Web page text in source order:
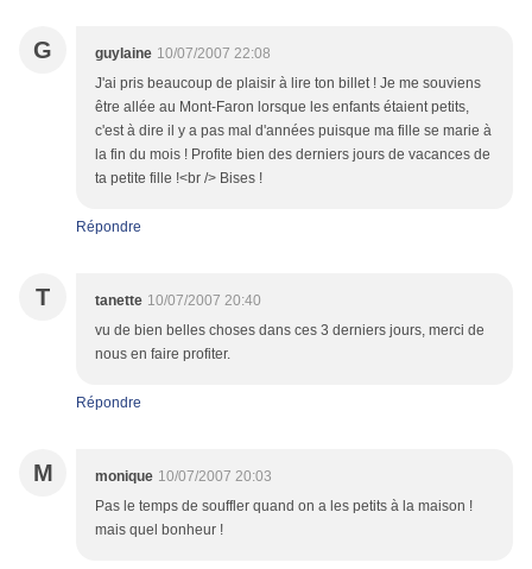
G guylaine 10/07/2007 22:08
J'ai pris beaucoup de plaisir à lire ton billet ! Je me souviens
être allée au Mont-Faron lorsque les enfants étaient petits,
c'est à dire il y a pas mal d'années puisque ma fille se marie à
la fin du mois ! Profite bien des derniers jours de vacances de
ta petite fille !<br /> Bises !
Répondre
T tanette 10/07/2007 20:40
vu de bien belles choses dans ces 3 derniers jours, merci de
nous en faire profiter.
Répondre
M monique 10/07/2007 20:03
Pas le temps de souffler quand on a les petits à la maison !
mais quel bonheur !